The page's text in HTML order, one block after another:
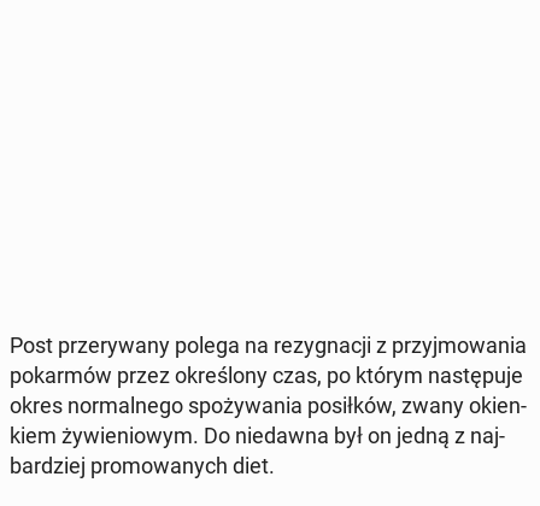
Post prze­ry­wa­ny polega na re­zy­gna­cji z przyj­mo­wa­nia
po­kar­mów przez okre­ślo­ny czas, po którym na­stę­pu­je
okres nor­mal­ne­go spo­ży­wa­nia po­sił­ków, zwany okien­
kiem ży­wie­nio­wym. Do nie­daw­na był on jedną z naj­
bar­dziej pro­mo­wa­nych diet.